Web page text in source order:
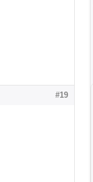
#19